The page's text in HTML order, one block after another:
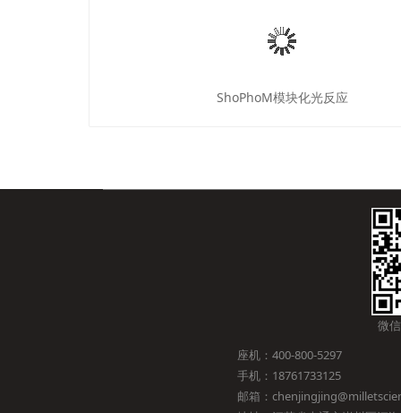
ShoPhoM模块化光反应
微
座机：400-800-5297
手机：18761733125
邮箱：